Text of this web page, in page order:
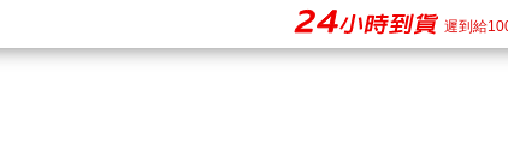
遲到給